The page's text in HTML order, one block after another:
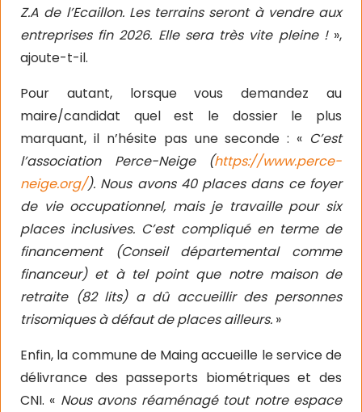
Z.A de l’Ecaillon. Les terrains seront à vendre aux
entreprises fin 2026. Elle sera très vite pleine !»,
ajoute-t-il.
Pour autant, lorsque vous demandez au
maire/candidat quel est le dossier le plus
marquant, il n’hésite pas une seconde : « C’est
l’association Perce-Neige (https://www.perce-
neige.org/). Nous avons 40 places dans ce foyer
de vie occupationnel, mais je travaille pour six
places inclusives. C’est compliqué en terme de
financement (Conseil départemental comme
financeur) et à tel point que notre maison de
retraite (82 lits) a dû accueillir des personnes
trisomiques à défaut de places ailleurs. »
Enfin, la commune de Maing accueille le service de
délivrance des passeports biométriques et des
CNI. « Nous avons réaménagé tout notre espace